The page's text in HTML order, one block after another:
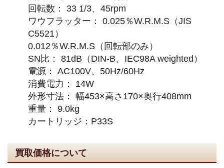
回転数： 33 1/3、45rpm
ワウフラッター： 0.025％W.R.M.S（JIS
C5521）
0.012％W.R.M.S（回転部のみ）
SN比： 81dB（DIN-B、IEC98A weighted）
電源： AC100V、50Hz/60Hz
消費電力： 14W
外形寸法： 幅453×高さ170×奥行408mm
重量： 9.0kg
カートリッジ：P33S
買取価格について